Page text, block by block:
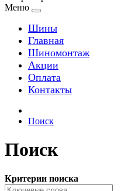
Меню
Шины
Главная
Шиномонтаж
Акции
Оплата
Контакты
Поиск
Поиск
Критерии поиска